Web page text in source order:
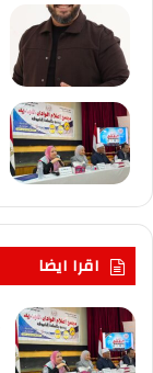
اقرا ايضا